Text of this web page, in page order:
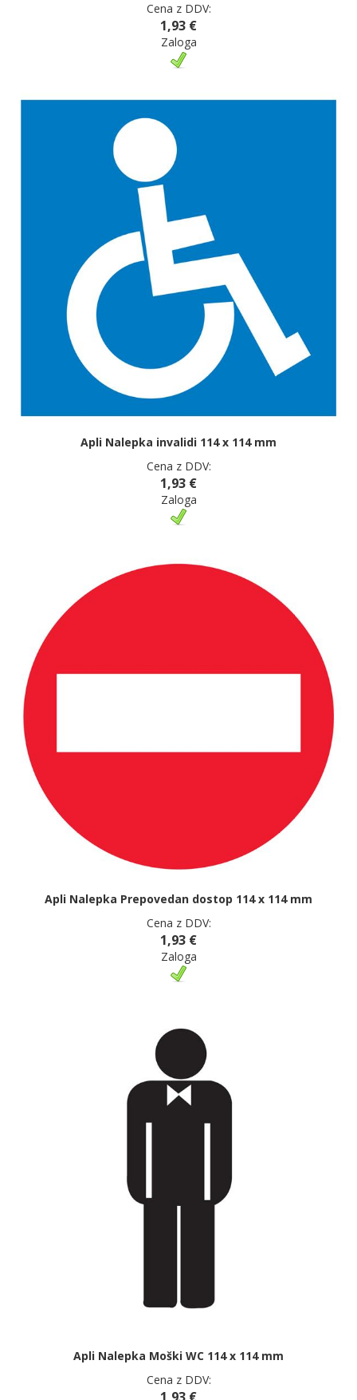
Cena z DDV:
1,93 €
Zaloga
Apli Nalepka invalidi 114 x 114 mm
Cena z DDV:
1,93 €
Zaloga
Apli Nalepka Prepovedan dostop 114 x 114 mm
Cena z DDV:
1,93 €
Zaloga
Apli Nalepka Moški WC 114 x 114 mm
Cena z DDV: